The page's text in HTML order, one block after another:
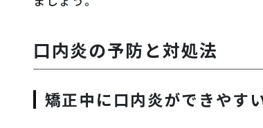
口内炎の予防と対処法
矯正中に口内炎ができやす